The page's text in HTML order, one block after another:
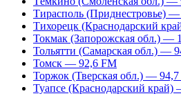
Тирасполь (Приднестровье)
Тихорецк (Краснодарский
Токмак (Запорожская обл.) —
Тольятти (Самарская обл.) —
Томск — 92,6 FM
Торжок (Тверская обл.) —
Туапсе (Краснодарский край)